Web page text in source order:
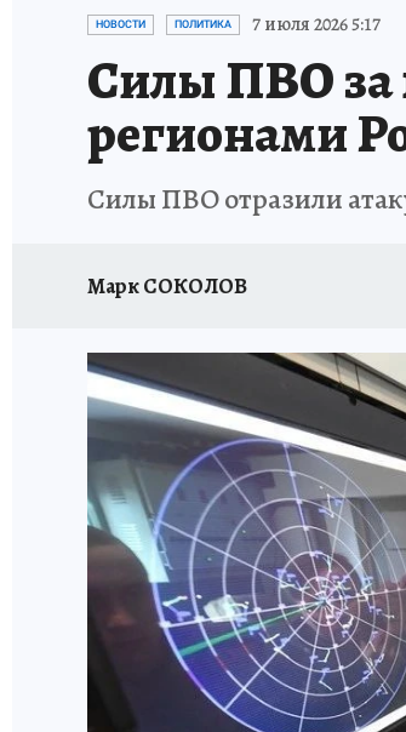
ИСПЫТАНО НА СЕБЕ
НОВОСТИ ПОЛИТИКА 7 июля 2026 5:17
Силы ПВО за
регионами
Силы ПВО отразили
Марк СОКОЛОВ